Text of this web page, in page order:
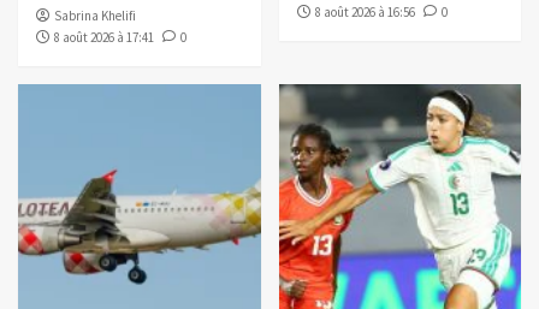
Sabrina Khelifi
8 août 2026 à 17:41
0
8 août 2026 à 16:56
0